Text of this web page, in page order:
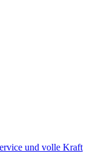
und volle Kraft